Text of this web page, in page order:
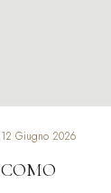
12 Giugno 2026
COMO